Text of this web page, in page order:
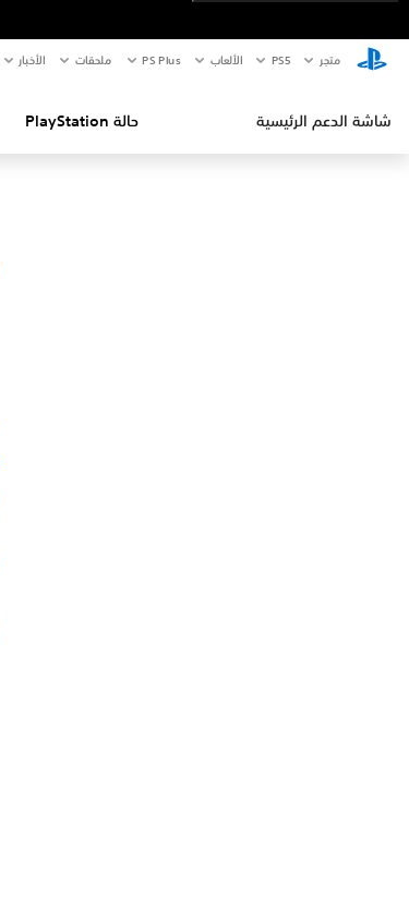
متجر PS5‏ الألعاب PS Plus ملحقات الأخبار
شاشة الدعم الرئيسية حالة PlayStation